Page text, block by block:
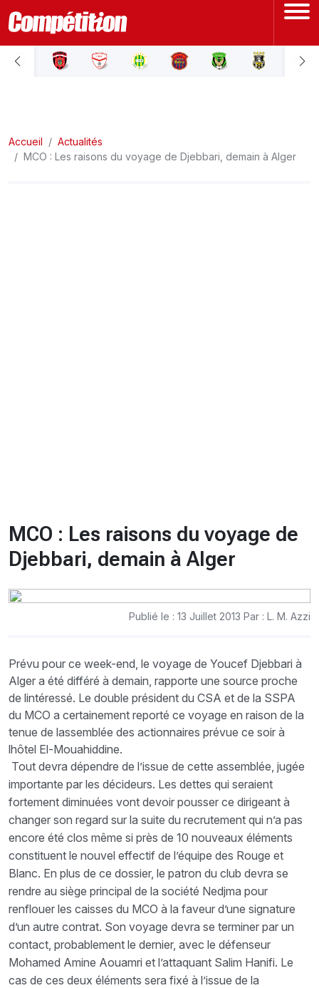
ACCUEIL
LIGUE 2
Accueil
Actualités
MCO : Les raisons du voyage de Djebbari, demain à Alger
MCO : Les raisons du voyage de
Djebbari, demain à Alger
Publié le : 13 Juillet 2013 Par : L. M. Azzi
Prévu pour ce week-end, le voyage de Youcef Djebbari à
Alger a été différé à demain, rapporte une source proche
de lintéressé. Le double président du CSA et de la SSPA
du MCO a certainement reporté ce voyage en raison de la
tenue de lassemblée des actionnaires prévue ce soir à
lhôtel El-Mouahiddine.
Tout devra dépendre de l’issue de cette assemblée, jugée
importante par les décideurs. Les dettes qui seraient
fortement diminuées vont devoir pousser ce dirigeant à
changer son regard sur la suite du recrutement qui n’a pas
encore été clos même si près de 10 nouveaux éléments
constituent le nouvel effectif de l’équipe des Rouge et
Blanc. En plus de ce dossier, le patron du club devra se
rendre au siège principal de la société Nedjma pour
renflouer les caisses du MCO à la faveur d’une signature
d’un autre contrat. Son voyage devra se terminer par un
contact, probablement le dernier, avec le défenseur
Mohamed Amine Aouamri et l’attaquant Salim Hanifi. Le
cas de ces deux éléments sera fixé à l’issue de la